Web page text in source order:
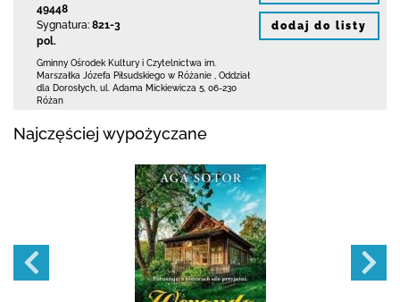
49448
Sygnatura: 821-3
pol.
Gminny Ośrodek Kultury i Czytelnictwa im.
Marszałka Józefa Piłsudskiego w Różanie
Oddział
dla Dorosłych, ul. Adama Mickiewicza 5 06-230
Różan
dodaj do listy
Najczęściej wypożyczane